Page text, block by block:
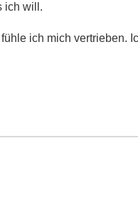
ich will.
ich mich vertrieben.